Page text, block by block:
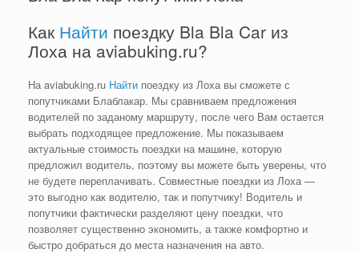
Как Найти поездку Bla Bla Car из
Лоха на aviabuking.ru?
На aviabuking.ru Найти поездку из Лоха вы сможете с
попутчиками Блаблакар. Мы сравниваем предложения
водителей по заданому маршруту, после чего Вам остается
выбрать подходящее предложение. Мы показываем
актуальные стоимость поездки на машине, которую
предложил водитель, поэтому вы можете быть уверены, что
не будете переплачивать. Совместные поездки из Лоха —
это выгодно как водителю, так и попутчику! Водитель и
попутчики фактически разделяют цену поездки, что
позволяет существенно экономить, а также комфортно и
быстро добраться до места назначения на авто.